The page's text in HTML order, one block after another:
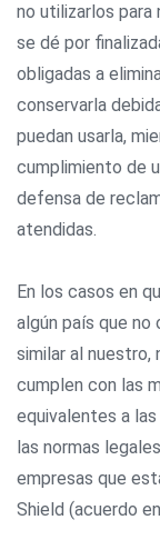
no utilizarlos para
se dé por
obligadas a
conservarla
puedan usarla,
cumplimiento de
defensa de
atendidas.
En los casos en
algún país que
similar al nuestro,
cumplen con las
equivalentes a
las normas
empresas que
Shield (acuerdo